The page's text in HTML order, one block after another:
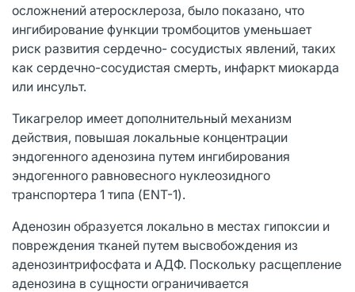
осложнений атеросклероза, было показано, что
ингибирование функции тромбоцитов уменьшает
риск развития сердечно- сосудистых явлений, таких
как сердечно-сосудистая смерть, инфаркт миокарда
или инсульт.
Тикагрелор имеет дополнительный механизм
действия, повышая локальные концентрации
эндогенного аденозина путем ингибирования
эндогенного равновесного нуклеозидного
транспортера 1 типа (ENT-1).
Аденозин образуется локально в местах гипоксии и
повреждения тканей путем высвобождения из
аденозинтрифосфата и АДФ. Поскольку расщепление
аденозина в сущности ограничивается